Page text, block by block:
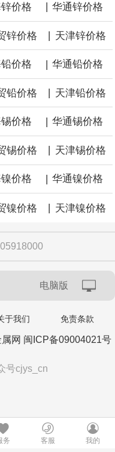
价格 华通锌价格
锌价格 | 天津锌价格
价格 | 华通铅价格
铅价格 天津铅价格
价格 | 华通锡价格
锡价格 天津锡价格
价格 | 华通镍价格
镍价格 | 天津镍价格
电脑版
于我们 免责条款
网 闽ICP备09004021号
号cjys_cn
务 客服 我的